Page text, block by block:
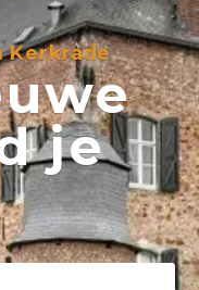
Kerkrade
je